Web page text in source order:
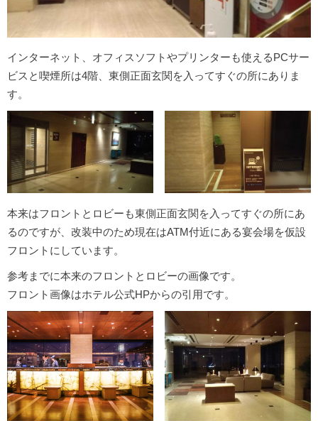
インターネット、オフィスソフトやプリンターも使えるPCサー
ビスと喫煙所は4階、東側正面玄関を入ってすぐの所にありま
す。
本来はフロントとロビーも東側正面玄関を入ってすぐの所にあ
るのですが、改装中のため現在はATM付近にある宴会場を仮設
フロントにしています。
参考までに本来のフロントとロビーの画像です。
フロント画像はホテル公式HPからの引用です。